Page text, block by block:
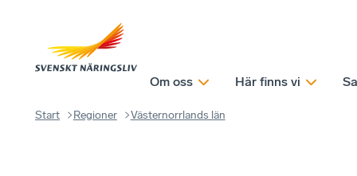
Om oss Här finns vi
Start Regioner Västernorrlands län